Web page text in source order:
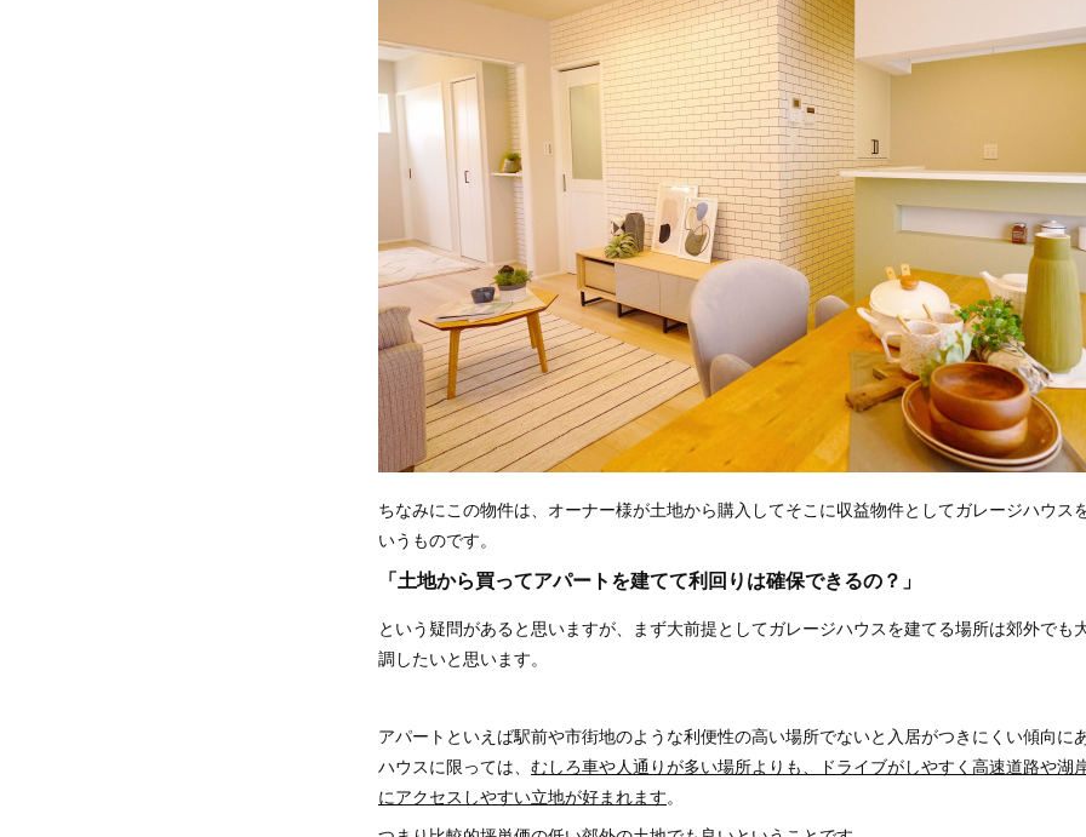
ちなみにこの物件は、オーナー様が土地から購入してそこに収益物件としてガレージハウス
いうものです。
「土地から買ってアパートを建てて利回りは確保できるの？」
という疑問があると思いますが、まず大前提としてガレージハウスを建てる場所は郊外でも
調したいと思います。
アパートといえば駅前や市街地のような利便性の高い場所でないと入居がつきにくい傾向に
ハウスに限っては、 むしろ車や人通りが多い場所よりも、ドライブがしやすく高速道路や湖
にアクセスしやすい立地が好まれます。